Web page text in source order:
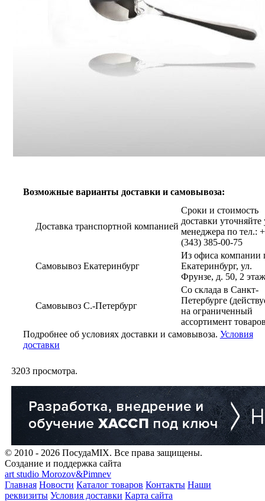
Возможные варианты доставки и самовывоза:
Доставка транспортной компанией
Сроки и стоимость
доставки уточняйте
менеджера по тел.:
(343) 385-00-75
Самовывоз Екатеринбург
Из офиса компании
Екатеринбург, ул.
Фрунзе, д. 50, 2 этаж
Самовывоз С.-Петербург
Со склада в Санкт-
Петербурге
на ограниченный
ассортимент
Подробнее об условиях доставки и самовывоза. Условия
доставки
3203просмотра.
© 2010 - 2026 ПосудаMIX. Все права защищены.
Создание и поддержка сайта
art studio Morozov&Pimnev
Главная Новости Каталог товаров Контакты Наши
реквизиты Условия доставки Карта сайта